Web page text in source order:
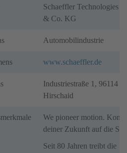
Schaeffler Technologies
& Co. KG
Automobilindustrie
www.schaeffler.de
Industriestraße 1, 96114
Hirschaid
We pioneer motion.
deiner Zukunft auf die
Seit 80 Jahren treibt die